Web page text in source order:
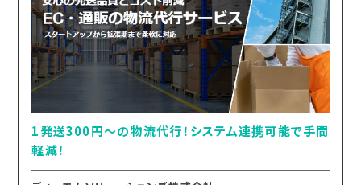
1発送300円～の物流代行！システム連携可能で手間
軽減！